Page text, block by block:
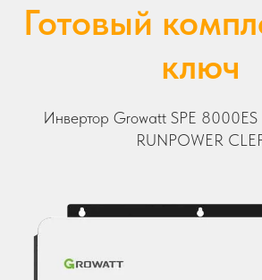
Готовый
ключ
Инвертор Growatt SPE 8000ES
RUNPOWER